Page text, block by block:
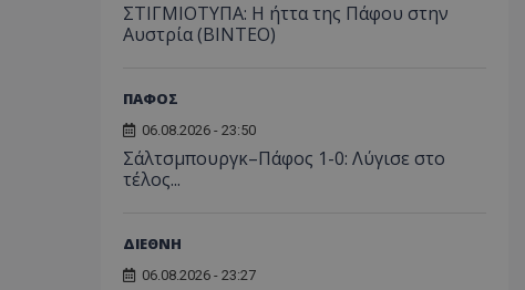
ΣΤΙΓΜΙΟΤΥΠΑ: Η ήττα της Πάφου στην
Αυστρία (ΒΙΝΤΕΟ)
ΠΑΦΟΣ
06.08.2026 - 23:50
Σάλτσμπουργκ–Πάφος 1-0: Λύγισε στο
τέλος...
ΔΙΕΘΝΗ
06.08.2026 - 23:27